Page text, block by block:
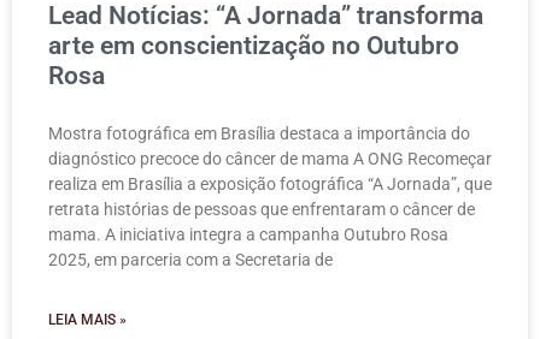
Lead Notícias: “A Jornada” transforma
arte em conscientização no Outubro
Rosa
Mostra fotográfica em Brasília destaca a importância do
diagnóstico precoce do câncer de mama A ONG Recomeçar
realiza em Brasília a exposição fotográfica “A Jornada”, que
retrata histórias de pessoas que enfrentaram o câncer de
mama. A iniciativa integra a campanha Outubro Rosa
2025, em parceria com a Secretaria de
LEIA MAIS »